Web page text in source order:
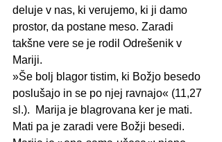
deluje v nas, ki verujemo, ki ji damo
prostor, da postane meso. Zaradi
takšne vere se je rodil Odrešenik v
Mariji.
»Še bolj blagor tistim, ki Božjo besedo
poslušajo in se po njej ravnajo« (11,27
sl.).  Marija je blagrovana ker je mati.
Mati pa je zaradi vere Božji besedi.